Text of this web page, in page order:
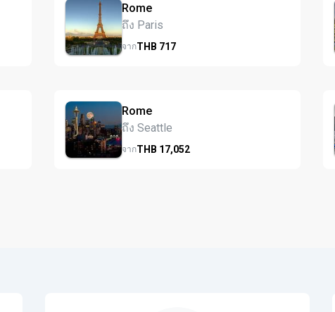
Rome
ถึง Paris
จากTHB 717
Rome
ถึง Seattle
จากTHB 17,052